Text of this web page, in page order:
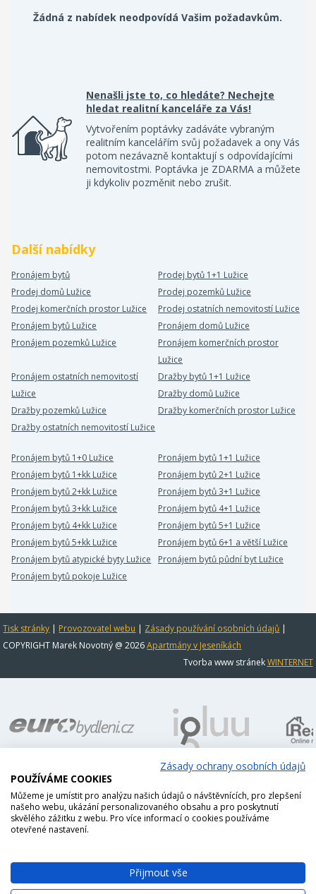
Žádná z nabídek neodpovídá Vašim požadavkům.
Nenašli jste to, co hledáte? Nechejte
hledat realitní kanceláře za Vás!
Vytvořením poptávky zadáváte vybraným
realitním kancelářím svůj požadavek a ony Vás
potom nezávazně kontaktují s odpovídajícími
nemovitostmi. Poptávka je ZDARMA a můžete
ji kdykoliv pozměnit nebo zrušit.
Další nabídky
Pronájem bytů
Prodej bytů 1+1 Lužice
Prodej domů Lužice
Prodej pozemků Lužice
Prodej komerčních prostor Lužice
Prodej ostatních nemovitostí Lužice
Pronájem bytů Lužice
Pronájem domů Lužice
Pronájem pozemků Lužice
Pronájem komerčních prostor
Lužice
Pronájem ostatních nemovitostí
Lužice
Dražby bytů 1+1 Lužice
Dražby domů Lužice
Dražby pozemků Lužice
Dražby komerčních prostor Lužice
Dražby ostatních nemovitostí Lužice
Pronájem bytů 1+0 Lužice
Pronájem bytů 1+1 Lužice
Pronájem bytů 1+kk Lužice
Pronájem bytů 2+1 Lužice
Pronájem bytů 2+kk Lužice
Pronájem bytů 3+1 Lužice
Pronájem bytů 3+kk Lužice
Pronájem bytů 4+1 Lužice
Pronájem bytů 4+kk Lužice
Pronájem bytů 5+1 Lužice
Pronájem bytů 5+kk Lužice
Pronájem bytů 6+1 a větší Lužice
Pronájem bytů atypické byty Lužice
Pronájem bytů půdní byt Lužice
Pronájem bytů pokoje Lužice
Tisk stránky | Provozovatel webu | Zásady používání osobních údajů |
COPYRIGHT Marek Novotný @ 2026Apartmány v Jeseníkách
Tvorba www stránekWINTERNET
Zásady ochrany osobních údajů
POUŽÍVÁME COOKIES
Můžeme je umístit pro analýzu našich údajů o návštěvnících, pro zlepšení
našeho webu, ukázání personalizovaného obsahu a pro poskytnutí
skvělého zážitku z webu. Pro více informací o cookies používáme
otevřené nastavení.
Přijmout vše